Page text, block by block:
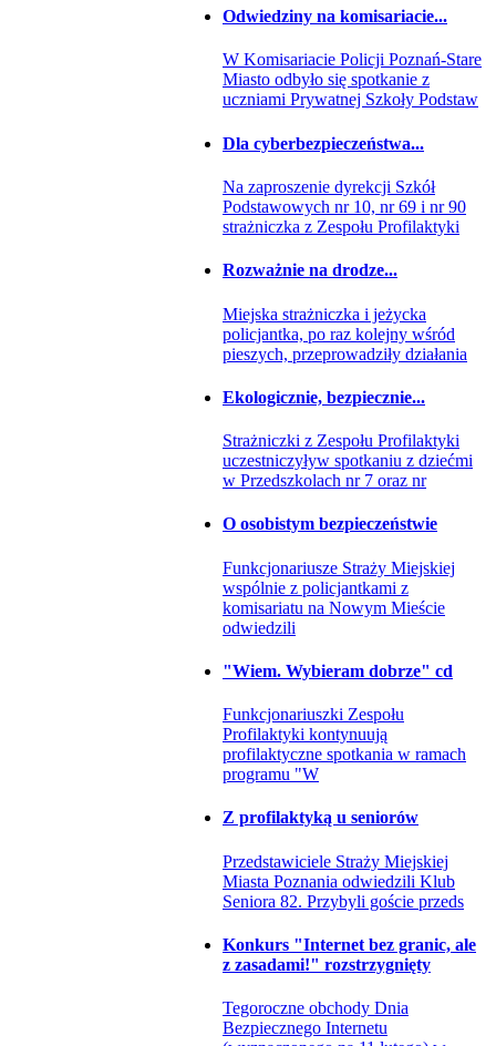
Odwiedziny na komisariacie...
W Komisariacie Policji Poznań-Stare
Miasto odbyło się spotkanie z
uczniami Prywatnej Szkoły Podstaw
Dla cyberbezpieczeństwa...
Na zaproszenie dyrekcji Szkół
Podstawowych nr 10, nr 69 i nr 90
strażniczka z Zespołu Profilaktyki
Rozważnie na drodze...
Miejska strażniczka i jeżycka
policjantka, po raz kolejny wśród
pieszych, przeprowadziły działania
Ekologicznie, bezpiecznie...
Strażniczki z Zespołu Profilaktyki
uczestniczyływ spotkaniu z dziećmi
w Przedszkolach nr 7 oraz nr
O osobistym bezpieczeństwie
Funkcjonariusze Straży Miejskiej
wspólnie z policjantkami z
komisariatu na Nowym Mieście
odwiedzili
"Wiem. Wybieram dobrze" cd
Funkcjonariuszki Zespołu
Profilaktyki kontynuują
profilaktyczne spotkania w ramach
programu "W
Z profilaktyką u seniorów
Przedstawiciele Straży Miejskiej
Miasta Poznania odwiedzili Klub
Seniora 82. Przybyli goście przeds
Konkurs "Internet bez granic, ale
z zasadami!" rozstrzygnięty
Tegoroczne obchody Dnia
Bezpiecznego Internetu